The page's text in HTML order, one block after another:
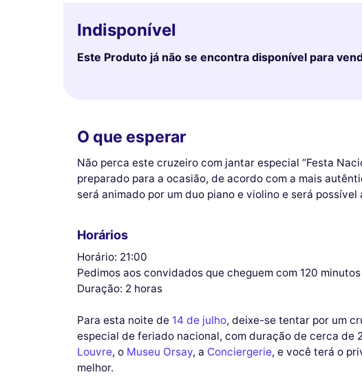
Indisponível
Este Produto já não se encontra disponível para
O que esperar
Não perca este cruzeiro com jantar especial “Festa
preparado para a ocasião, de acordo com a mais
será animado por um duo piano e violino e será
Horários
Horário: 21:00
Pedimos aos convidados que cheguem com 120
Duração: 2 horas
Para esta noite de 14 de julho, deixe-se tentar por um
especial de feriado nacional, com duração de cerca de
Louvre, o Museu Orsay, a Conciergerie, e você terá o
melhor.